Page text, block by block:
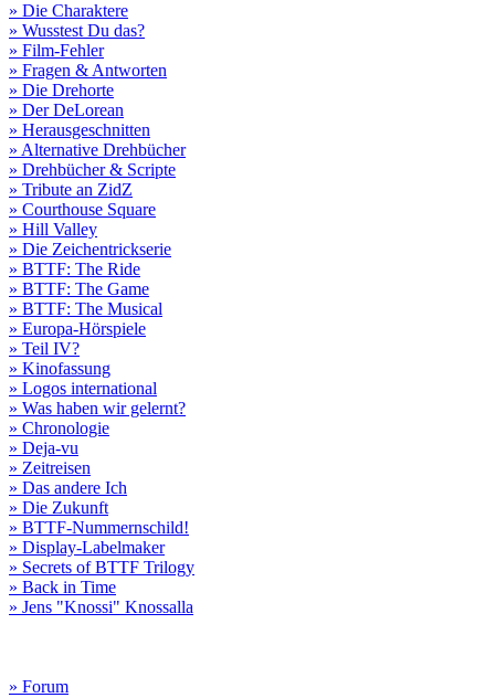
» Die Charaktere
» Wusstest Du das?
» Film-Fehler
» Fragen & Antworten
» Die Drehorte
» Der DeLorean
» Herausgeschnitten
» Alternative Drehbücher
» Drehbücher & Scripte
» Tribute an ZidZ
» Courthouse Square
» Hill Valley
» Die Zeichentrickserie
» BTTF: The Ride
» BTTF: The Game
» BTTF: The Musical
» Europa-Hörspiele
» Teil IV?
» Kinofassung
» Logos international
» Was haben wir gelernt?
» Chronologie
» Deja-vu
» Zeitreisen
» Das andere Ich
» Die Zukunft
» BTTF-Nummernschild!
» Display-Labelmaker
» Secrets of BTTF Trilogy
» Back in Time
» Jens "Knossi" Knossalla
» Forum